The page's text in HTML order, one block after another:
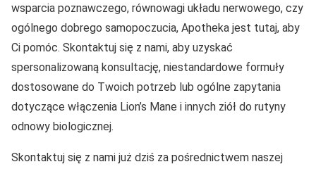
wsparcia poznawczego, równowagi układu nerwowego, czy
ogólnego dobrego samopoczucia, Apotheka jest tutaj, aby
Ci pomóc. Skontaktuj się z nami, aby uzyskać
spersonalizowaną konsultację, niestandardowe formuły
dostosowane do Twoich potrzeb lub ogólne zapytania
dotyczące włączenia Lion’s Mane i innych ziół do rutyny
odnowy biologicznej.
Skontaktuj się z nami już dziś za pośrednictwem naszej